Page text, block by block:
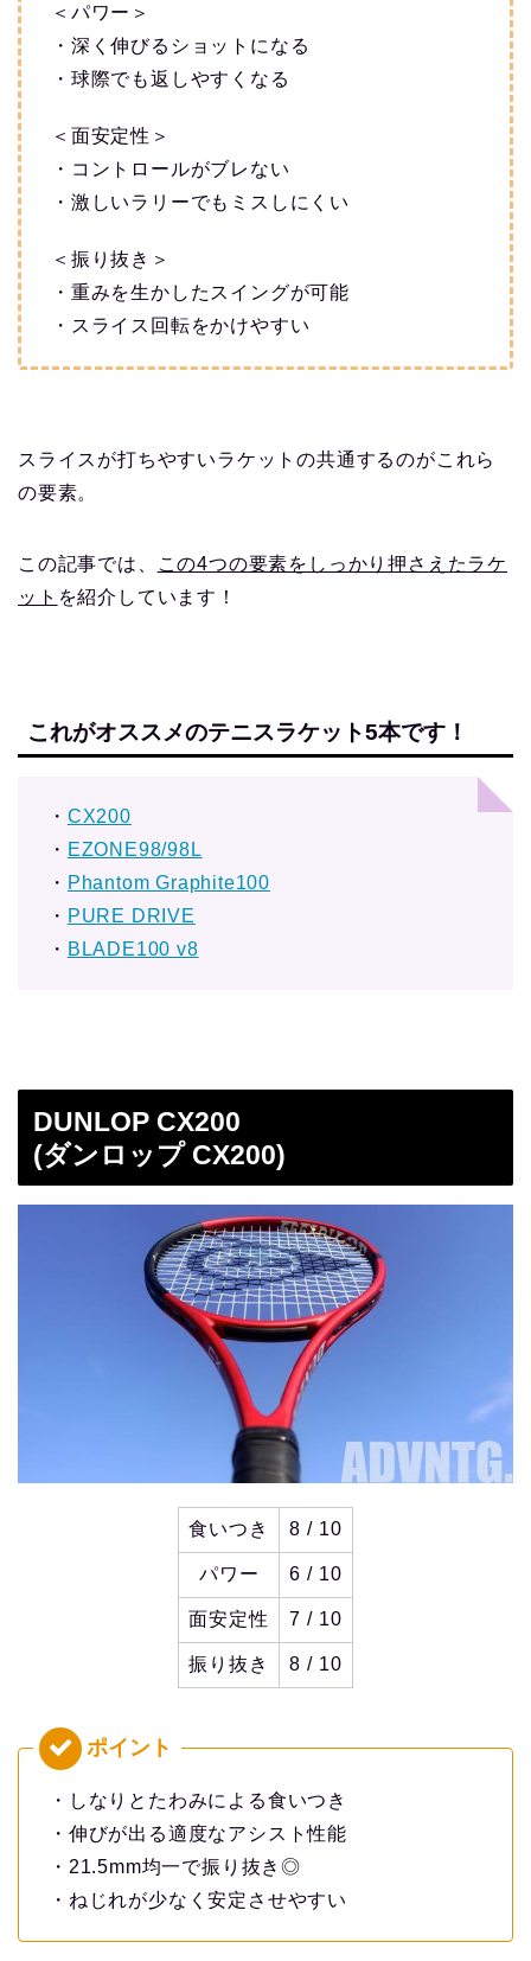
＜パワー＞
・深く伸びるショットになる
・球際でも返しやすくなる
＜面安定性＞
・コントロールがブレない
・激しいラリーでもミスしにくい
＜振り抜き＞
・重みを生かしたスイングが可能
・スライス回転をかけやすい
スライスが打ちやすいラケットの共通するのがこれら
の要素。
この記事では、
この4つの要素をしっかり押さえたラケ
ット を紹介しています！
これがオススメのテニスラケット5本です！
・ CX200
・ EZONE98/98L
・ Phantom Graphite100
・ PURE DRIVE
・ BLADE100 v8
DUNLOP CX200
(ダンロップ CX200)
食いつき 8 / 10
パワー 6 / 10
面安定性 7 / 10
振り抜き 8 / 10
・しなりとたわみによる食いつき
・伸びが出る適度なアシスト性能
・21.5mm均一で振り抜き◎
・ねじれが少なく安定させやすい